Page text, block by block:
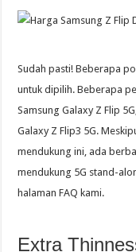
Sudah pasti! Beberapa
untuk dipilih. Beberapa
Samsung Galaxy Z Flip
Galaxy Z Flip3 5G.
mendukung ini, ada
mendukung 5G stand-
halaman FAQ kami.
Extra